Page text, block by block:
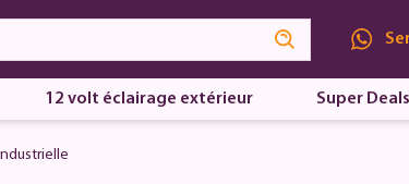
12 volt éclairage extérieur Super Deals